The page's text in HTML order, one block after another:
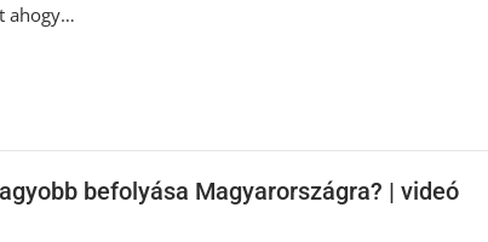
ahogy…
befolyása Magyarországra? | videó